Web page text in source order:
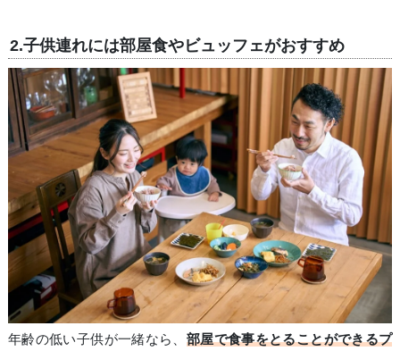
2.子供連れには部屋食やビュッフェがおすすめ
年齢の低い子供が一緒なら、 部屋で食事をとることができるプ